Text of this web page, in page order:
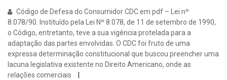
Código de Defesa do Consumidor CDC em pdf – Lei nº
8.078/90. Instituído pela Lei Nº 8.078, de 11 de setembro de 1990,
o Código, entretanto, teve a sua vigência protelada para a
adaptação das partes envolvidas. O CDC foi fruto de uma
expressa determinação constitucional que buscou preencher uma
lacuna legislativa existente no Direito Americano, onde as
relações comerciais